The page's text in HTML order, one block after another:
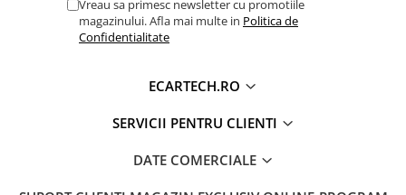
Design Standard 2DIN și Dimensiuni
Produsul respectă standardul2DINcu dimensiunile: lungime
Vreau sa primesc newsletter cu promotiile
magazinului. Afla mai multe in Politica de
Confidentialitate
ECARTECH.RO
SERVICII PENTRU CLIENTI
DATE COMERCIALE